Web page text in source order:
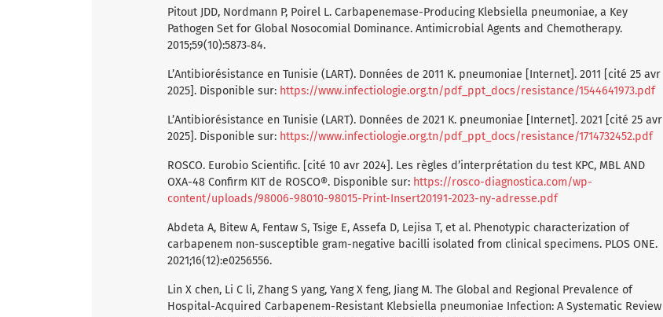
Pitout JDD, Nordmann P, Poirel L. Carbapenemase-Producing Klebsiella pneumoniae, a Key
Pathogen Set for Global Nosocomial Dominance. Antimicrobial Agents and Chemotherapy.
2015;59(10):5873‑84.
L’Antibiorésistance en Tunisie (LART). Données de 2011 K. pneumoniae [Internet]. 2011 [cité 25 avr
2025]. Disponible sur: https://www.infectiologie.org.tn/pdf_ppt_docs/resistance/1544641973.pdf
L’Antibiorésistance en Tunisie (LART). Données de 2021 K. pneumoniae [Internet]. 2021 [cité 25 avr
2025]. Disponible sur: https://www.infectiologie.org.tn/pdf_ppt_docs/resistance/1714732452.pdf
ROSCO. Eurobio Scientific. [cité 10 avr 2024]. Les règles d’interprétation du test KPC, MBL AND
OXA-48 Confirm KIT de ROSCO®. Disponible sur: https://rosco-diagnostica.com/wp-
content/uploads/98006-98010-98015-Print-Insert20191-2023-ny-adresse.pdf
Abdeta A, Bitew A, Fentaw S, Tsige E, Assefa D, Lejisa T, et al. Phenotypic characterization of
carbapenem non-susceptible gram-negative bacilli isolated from clinical specimens. PLOS ONE.
2021;16(12):e0256556.
Lin X chen, Li C li, Zhang S yang, Yang X feng, Jiang M. The Global and Regional Prevalence of
Hospital-Acquired Carbapenem-Resistant Klebsiella pneumoniae Infection: A Systematic Review